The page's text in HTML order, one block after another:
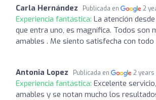
Carla Hernández Publicada en 2
Experiencia fantástica: La atención
que entra uno, es magnífica. Todos son
amables . Me siento satisfecha con todo
Antonia Lopez Publicada en 2 years
Experiencia fantástica: Excelente
amables y se notan mucho los